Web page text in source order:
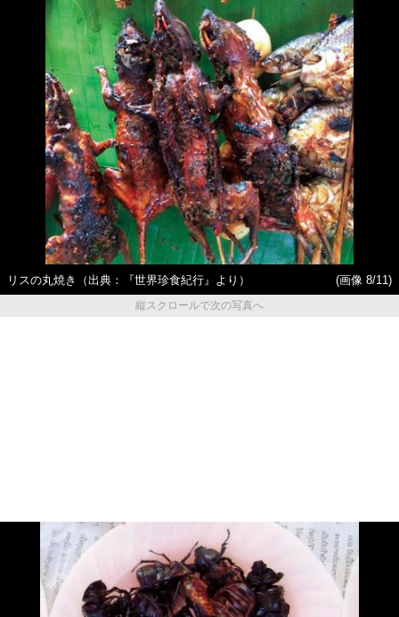
リスの丸焼き（出典：『世界珍食紀行』より）
(画像 8/11)
縦スクロールで次の写真へ